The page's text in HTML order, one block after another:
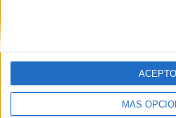
MÁS
ACEPTO
No es cine todo lo que reluce
crítica y actualidad tanto de